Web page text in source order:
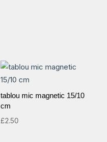
tablou mic magnetic 15/10
cm
£2.50